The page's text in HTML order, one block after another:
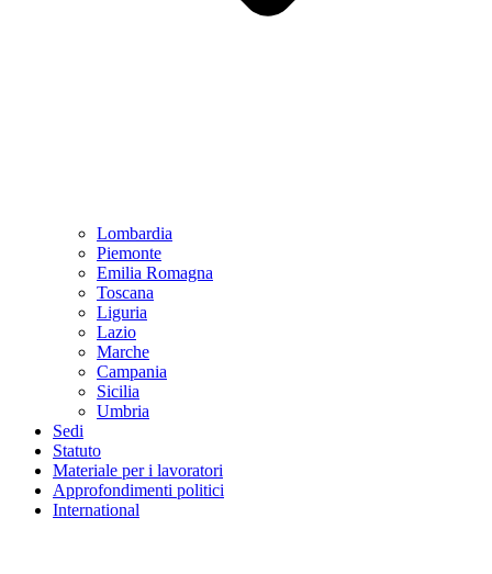
Lombardia
Piemonte
Emilia Romagna
Toscana
Liguria
Lazio
Marche
Campania
Sicilia
Umbria
Sedi
Statuto
Materiale per i lavoratori
Approfondimenti politici
International